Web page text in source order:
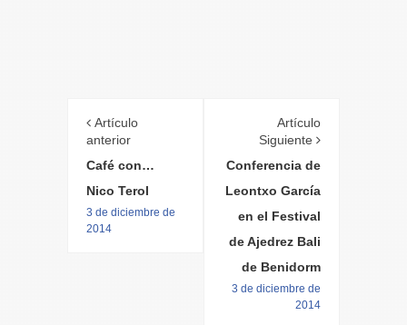
Artículo
anterior
Café con…
Nico Terol
3 de diciembre de
2014
Artículo
Siguiente
Conferencia de
Leontxo García
en el Festival
de Ajedrez Bali
de Benidorm
3 de diciembre de
2014